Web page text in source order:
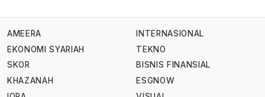
AMEERA
EKONOMI SYARIAH
SKOR
KHAZANAH
INTERNASIONAL
TEKNO
BISNIS FINANSIAL
ESGNOW